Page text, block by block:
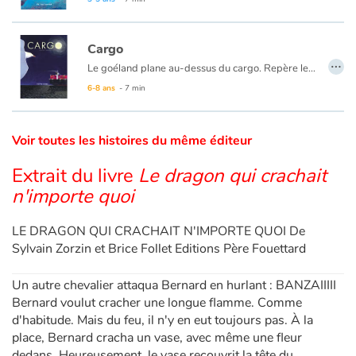
Catalogue anglais
Contraste +
Aide
Accueil
Famille
Médiathèques
Vidéos & Tutoriaux
Cargo
Le goéland plane au-dessus du cargo. Repère le Capitaine, si petit d’en haut qu’il le reconnaît à peine.
6-8 ans - 7 min
…
Voir toutes les histoires du même éditeur
Extrait du livre Le dragon qui crachait
n'importe quoi
LE DRAGON QUI CRACHAIT N'IMPORTE QUOI De
Sylvain Zorzin et Brice Follet Editions Père Fouettard
Un autre chevalier attaqua Bernard en hurlant : BANZAIIIII
Bernard voulut cracher une longue flamme. Comme
d'habitude. Mais du feu, il n'y en eut toujours pas. À la
place, Bernard cracha un vase, avec même une fleur